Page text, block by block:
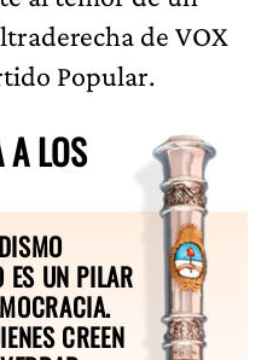
de VOX
Popular.
A LOS
ES UN PILAR
CREEN